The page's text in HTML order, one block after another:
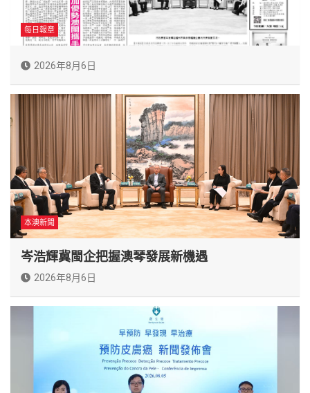
每日報章
2026年8月6日
本澳新聞
岑浩輝冀閩企把握澳琴發展新機遇
2026年8月6日